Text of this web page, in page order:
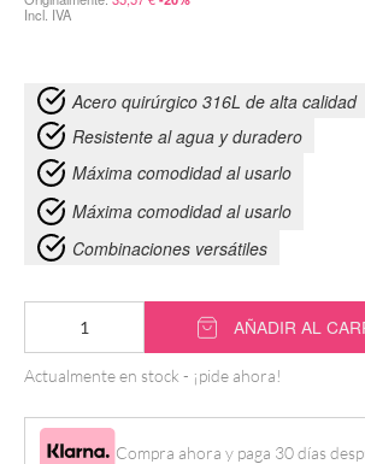
Incl. IVA
Acero quirúrgico 316L de alta calidad
Resistente al agua y duradero
Máxima comodidad al usarlo
Máxima comodidad al usarlo
Combinaciones versátiles
Snake
cantidad
AÑADIR AL
Actualmente en stock - ¡pide ahora!
Compra ahora y paga 30 días